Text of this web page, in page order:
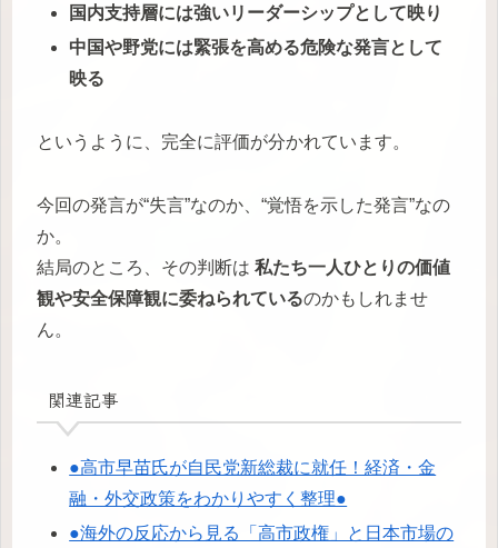
国内支持層には強いリーダーシップとして映り
中国や野党には緊張を高める危険な発言として
映る
というように、完全に評価が分かれています。
今回の発言が“失言”なのか、“覚悟を示した発言”なの
か。
結局のところ、その判断は 私たち一人ひとりの価値
観や安全保障観に委ねられているのかもしれませ
ん。
関連記事
●高市早苗氏が自民党新総裁に就任！経済・金
融・外交政策をわかりやすく整理●
●海外の反応から見る「高市政権」と日本市場の